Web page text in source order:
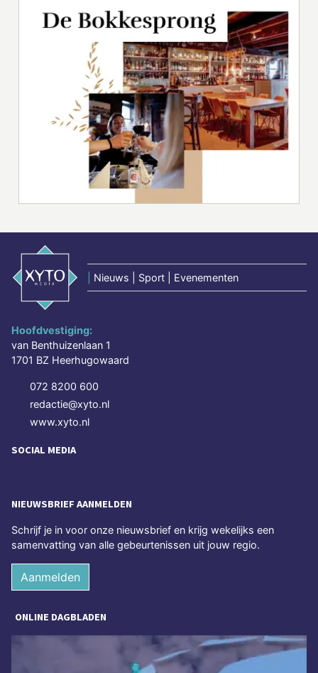
Nieuws | Sport | Evenementen
Hoofdvestiging:
van Benthuizenlaan 1
1701 BZ Heerhugowaard
072 8200 600
redactie@xyto.nl
www.xyto.nl
SOCIAL MEDIA
NIEUWSBRIEF AANMELDEN
Schrijf je in voor onze nieuwsbrief en krijg wekelijks een
samenvatting van alle gebeurtenissen uit jouw regio.
Aanmelden
ONLINE DAGBLADEN